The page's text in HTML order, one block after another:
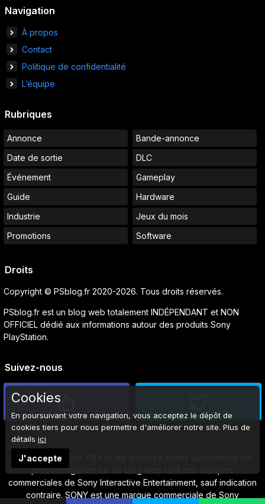
Navigation
À propos
Contact
Politique de confidentialité
L’équipe
Rubriques
Annonce
Bande-annonce
Date de sortie
DLC
Événement
Gameplay
Guide
Hardware
Industrie
Jeux du mois
Promotions
Software
Droits
Copyright © PSblog.fr 2020-2026. Tous droits réservés.
PSblog.fr est un blog web totalement INDÉPENDANT et NON
OFFICIEL dédié aux informations autour des produits Sony
PlayStation.
Suivez-nous
Sony, PlayStation, PS4 et les diverses autres appellations de
produits figurant sur ce blog web sont des marques
commerciales de Sony Interactive Entertainment, sauf indication
contraire. SONY est une marque commerciale de Sony
Cookies
En poursuivant votre navigation, vous acceptez le dépôt de
cookies tiers pour nous permettre d'améliorer notre site. Plus de
détails ici
J'accepte